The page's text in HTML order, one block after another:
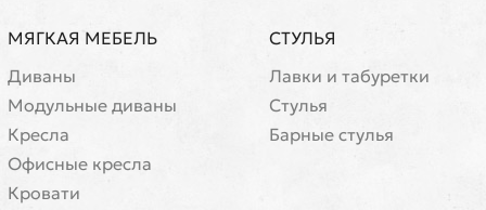
МЯГКАЯ МЕБЕЛЬ
Диваны
Модульные диваны
Кресла
Офисные кресла
Кровати
СТУЛЬЯ
Лавки и табуретки
Стулья
Барные стулья